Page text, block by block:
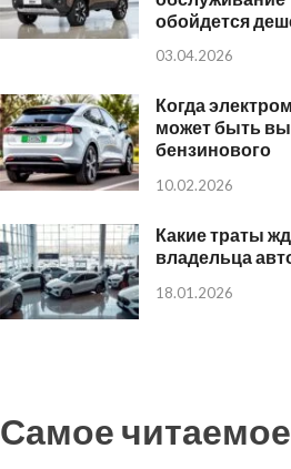
обойдется
03.04.2026
Когда
может быть
бензинового
10.02.2026
Какие траты
владельца
18.01.2026
Самое читаемое